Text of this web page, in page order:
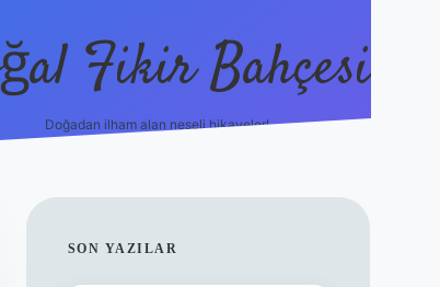
Fikir Bahçesi
Doğadan ilham alan neşeli hikayeler!
SIDEBAR
SON YAZILAR
grandoperabet resmi